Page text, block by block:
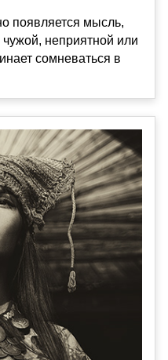
появляется мысль,
чужой, неприятной или
сомневаться в